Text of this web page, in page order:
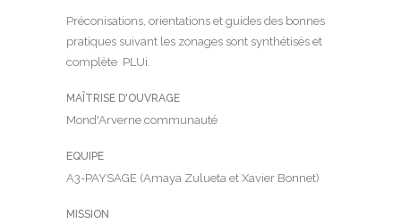
Préconisations, orientations et guides des bonnes
pratiques suivant les zonages sont synthétisés et
complète PLUi.
MAÎTRISE D'OUVRAGE
Mond'Arverne communauté
EQUIPE
A3-PAYSAGE (Amaya Zulueta et Xavier Bonnet)
MISSION